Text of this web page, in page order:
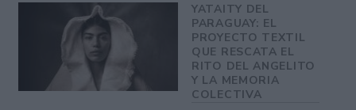
YATAITY DEL
PARAGUAY: EL
PROYECTO TEXTIL
QUE RESCATA EL
RITO DEL ANGELITO
Y LA MEMORIA
COLECTIVA